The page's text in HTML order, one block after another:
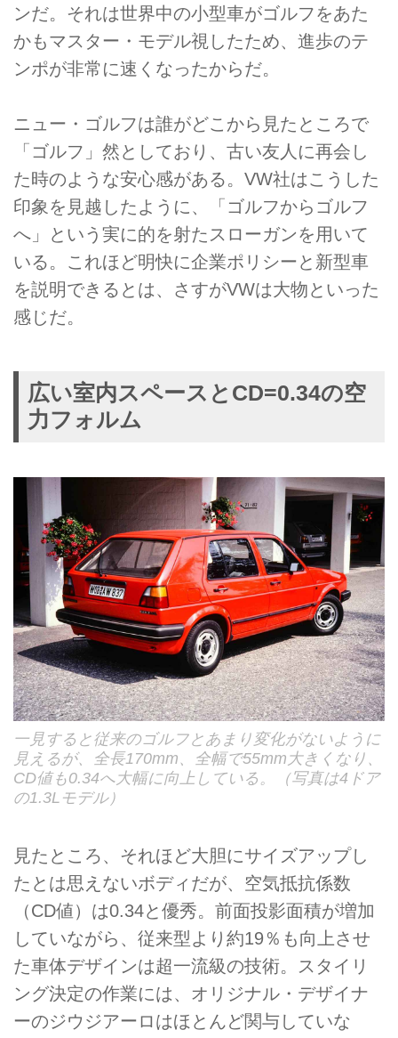
ンだ。それは世界中の小型車がゴルフをあた
かもマスター・モデル視したため、進歩のテ
ンポが非常に速くなったからだ。
ニュー・ゴルフは誰がどこから見たところで
「ゴルフ」然としており、古い友人に再会し
た時のような安心感がある。VW社はこうした
印象を見越したように、「ゴルフからゴルフ
へ」という実に的を射たスローガンを用いて
いる。これほど明快に企業ポリシーと新型車
を説明できるとは、さすがVWは大物といった
感じだ。
広い室内スペースとCD=0.34の空
力フォルム
一見すると従来のゴルフとあまり変化がないように
見えるが、全長170mm、全幅で55mm大きくなり、
CD値も0.34へ大幅に向上している。（写真は4ドア
の1.3Lモデル）
見たところ、それほど大胆にサイズアップし
たとは思えないボディだが、空気抵抗係数
（CD値）は0.34と優秀。前面投影面積が増加
していながら、従来型より約19％も向上させ
た車体デザインは超一流級の技術。スタイリ
ング決定の作業には、オリジナル・デザイナ
ーのジウジアーロはほとんど関与していな